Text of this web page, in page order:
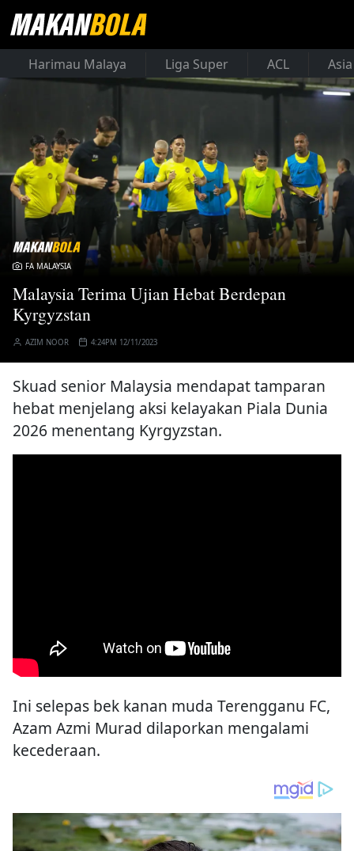
Harimau Malaya Liga Super ACL
FA MALAYSIA
Malaysia Terima Ujian Hebat Berdepan
Kyrgyzstan
AZIM NOOR 4:24PM 12/11/2023
Skuad senior Malaysia mendapat tamparan
hebat menjelang aksi kelayakan Piala Dunia
2026 menentang Kyrgyzstan.
Ini selepas bek kanan muda Terengganu FC,
Azam Azmi Murad dilaporkan mengalami
kecederaan.